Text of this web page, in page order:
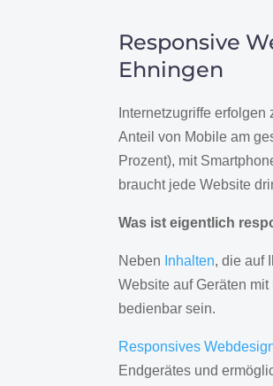
Responsive
Ehningen
Internetzugriffe
Anteil von Mobile am
Prozent), mit
braucht jede Website
Was ist eigentlich
Neben Inhalten, die auf
Website auf Geräten
bedienbar sein.
Responsives
Endgerätes und